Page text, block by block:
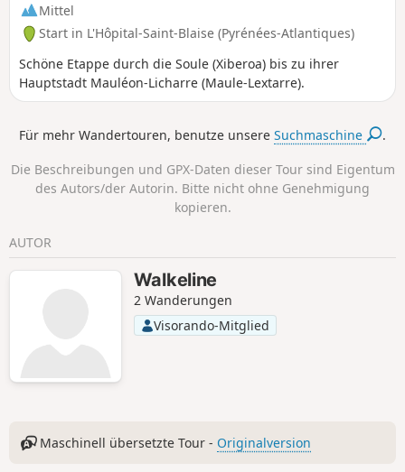
Mittel
Start in L'Hôpital-Saint-Blaise (Pyrénées-Atlantiques)
Schöne Etappe durch die Soule (Xiberoa) bis zu ihrer
Hauptstadt Mauléon-Licharre (Maule-Lextarre).
Für mehr Wandertouren, benutze unsereSuchmaschine .
Die Beschreibungen und GPX-Daten dieser Tour sind Eigentum
des Autors/der Autorin. Bitte nicht ohne Genehmigung
kopieren.
AUTOR
Walkeline
2 Wanderungen
Visorando-Mitglied
Maschinell übersetzte Tour - Originalversion